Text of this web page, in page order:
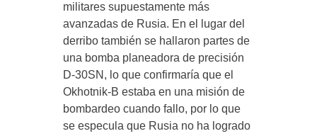
militares supuestamente más
avanzadas de Rusia. En el lugar del
derribo también se hallaron partes de
una bomba planeadora de precisión
D-30SN, lo que confirmaría que el
Okhotnik-B estaba en una misión de
bombardeo cuando fallo, por lo que
se especula que Rusia no ha logrado